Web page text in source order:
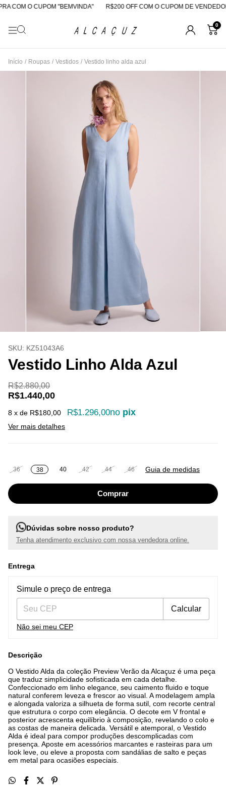
COM O CUPOM "BEMVINDA" R$200 OFF COM O CUPOM DE VENDEDORA
0
Início / Roupas / Vestidos / Vestido linho alda azul
SKU: KZ51043A6
Vestido Linho Alda Azul
R$2.880,00
R$1.440,00
8 x de R$180,00 R$1.296,00no pix
Ver mais detalhes
36 38 40 42 44 46 Guia de medidas
Dúvidas sobre nosso produto?
Tenha atendimento exclusivo com nossa vendedora online.
Entrega
Entregas para o CEP:
Simule o preço de entrega
Calcular
Não sei meu CEP
Descrição
O Vestido Alda da coleção Preview Verão da Alcaçuz é uma peça
que traduz simplicidade sofisticada em cada detalhe.
Confeccionado em linho elegance, seu caimento fluido e toque
natural conferem leveza e frescor ao visual. A modelagem ampla
e alongada valoriza a silhueta de forma sutil, com recorte central
que estrutura o corpo com elegância. O decote em V frontal e
posterior acrescenta equilíbrio à composição, revelando o colo e
as costas de maneira delicada. Versátil e atemporal, o Vestido
Alda é ideal para compor produções descomplicadas com
presença. Aposte em acessórios marcantes e rasteiras para um
look leve, ou eleve a proposta com sandálias de salto e peças
em metal para ocasiões especiais.